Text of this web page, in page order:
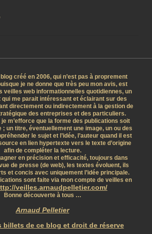
blog créé en 2006, qui n’est pas à proprement
je ne donne que très peu mon avis, est
veilles web informationnelles quotidiennes, un
qui me parait intéressant et éclairant sur des
directement ou indirectement à la gestion de
des entreprises et des particuliers.
je m’efforce que la forme des publications soit
; un titre, éventuellement une image, un ou des
le sujet et l’idée, l’auteur quand il est
en lien hypertexte vers le texte d’origine
afin de compléter la lecture.
en précision et efficacité, toujours dans
de presse (de web), les textes évoluent, ils
et concis avec uniquement l’idée principale.
sont faite via mon compte de veilles en
veilles.arnaudpelletier.com/
Bonne découverte à tous …
Arnaud Pelletier
billets de ce blog et droit de réserve